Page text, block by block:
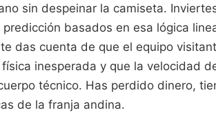
sin despeinar la camiseta.
basados en esa lógica
das cuenta de que el equipo
inesperada y que la velocidad
técnico. Has perdido dinero,
de la franja andina.